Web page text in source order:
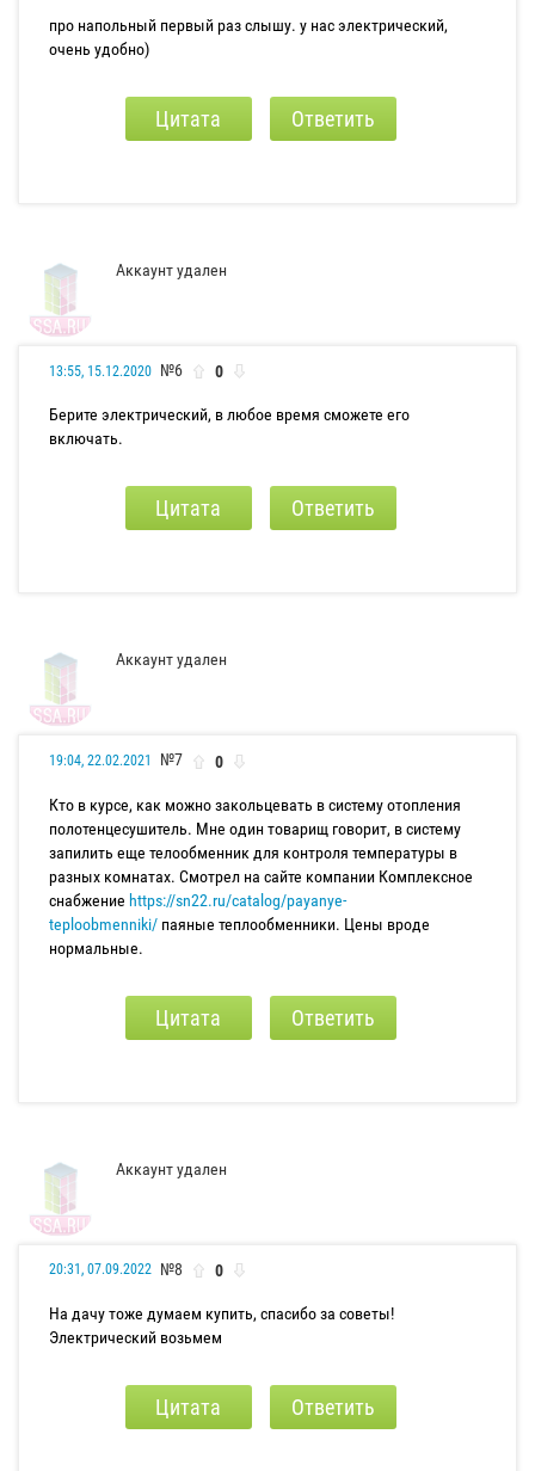
про напольный первый раз слышу. у нас электрический,
очень удобно)
Цитата Ответить
Аккаунт удален
13:55, 15.12.2020 №6 0
Берите электрический, в любое время сможете его
включать.
Цитата Ответить
Аккаунт удален
19:04, 22.02.2021 №7 0
Кто в курсе, как можно закольцевать в систему отопления
полотенцесушитель. Мне один товарищ говорит, в систему
запилить еще телообменник для контроля температуры в
разных комнатах. Смотрел на сайте компании Комплексное
снабжение https://sn22.ru/catalog/payanye-
teploobmenniki/ паяные теплообменники. Цены вроде
нормальные.
Цитата Ответить
Аккаунт удален
20:31, 07.09.2022 №8 0
На дачу тоже думаем купить, спасибо за советы!
Электрический возьмем
Цитата Ответить